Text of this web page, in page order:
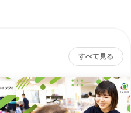
すべて見る